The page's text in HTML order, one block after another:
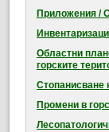
Приложения /
Областни
горските
Стопанисване
Промени в